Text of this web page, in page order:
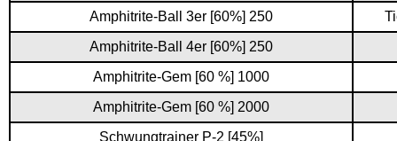
Amphitrite-Ball 3er [60%] 250
Amphitrite-Ball 4er [60%] 250
Amphitrite-Gem [60 %] 1000
Amphitrite-Gem [60 %] 2000
Schwungtrainer P-2 [45%]